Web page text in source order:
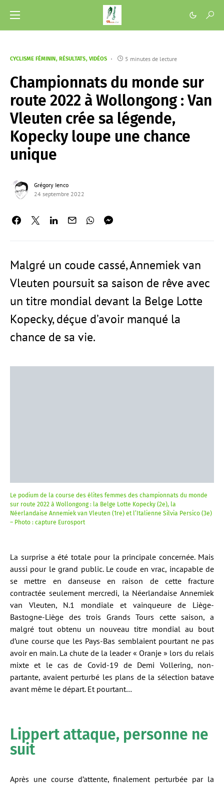
CYCLISME FÉMININ RÉSULTATS VIDÉOS 5 minutes de lecture
Championnats du monde sur
route 2022 à Wollongong : Van
Vleuten crée sa légende,
Kopecky loupe une chance
unique
Grégory Ienco
24 septembre 2022
Malgré un coude cassé, Annemiek van
Vleuten poursuit sa saison de rêve avec
un titre mondial devant la Belge Lotte
Kopecky, déçue d’avoir manqué la
chance de sa vie.
Le podium de la course des élites femmes des championnats du monde
sur route 2022 à Wollongong : la Belge Lotte Kopecky (2e), la
Néerlandaise Annemiek van Vleuten (1re) et l’Italienne Silvia Persico (3e)
– Photo : capture Eurosport
La surprise a été totale pour la principale concernée. Mais
aussi pour le grand public. Le coude en vrac, incapable de
se mettre en danseuse en raison de cette fracture
contractée seulement mercredi, la Néerlandaise Annemiek
van Vleuten, N.1 mondiale et vainqueure de Liège-
Bastogne-Liège des trois Grands Tours cette saison, a
malgré tout obtenu un nouveau titre mondial au bout
d’une course que les Pays-Bas semblaient pourtant ne pas
avoir en main. La chute de la leader « Oranje » lors du relais
mixte et le cas de Covid-19 de Demi Vollering, non-
partante, avaient perturbé les plans de la sélection batave
avant même le départ. Et pourtant…
Lippert attaque, personne ne
suit
Après une course d’attente, finalement perturbée par la